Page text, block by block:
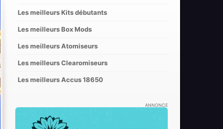
Les meilleurs Kits débutants
Les meilleurs Box Mods
Les meilleurs Atomiseurs
Les meilleurs Clearomiseurs
Les meilleurs Accus 18650
ANNONCE